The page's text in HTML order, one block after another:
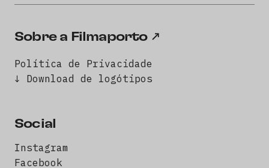
Sobre a Filmaporto
Política de Privacidade
↓ Download de logótipos
Social
Instagram
Facebook